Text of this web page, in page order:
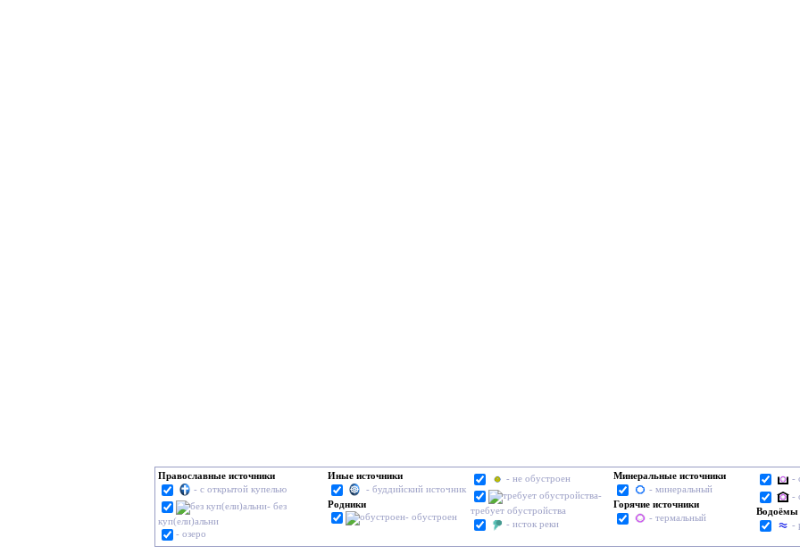
Православные источники
- с открытой купелью
- без
куп(ели)альни
- озеро
Иные источники
- буддийский источник
Родники
- обустроен
- не обустроен
-
требует обустройства
- исток реки
Минеральные источники
- минеральный
Горячие источники
- термальный
-
-
Водоёмы
-